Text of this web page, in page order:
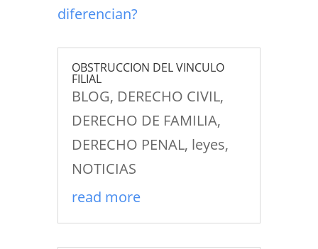
diferencian?
OBSTRUCCION DEL VINCULO
FILIAL
BLOG, DERECHO CIVIL,
DERECHO DE FAMILIA,
DERECHO PENAL, leyes,
NOTICIAS
read more